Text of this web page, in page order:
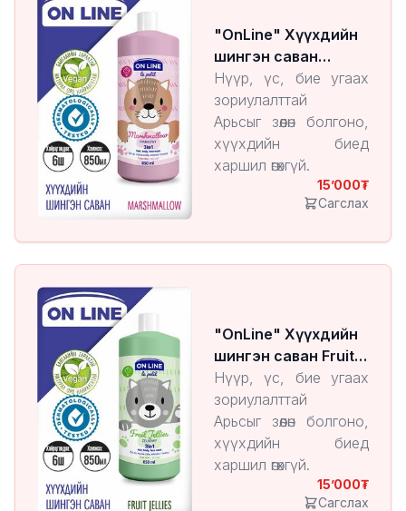
"OnLine" Хүүхдийн
шингэн саван
Marshmallow
Нүүр, үс, бие угаах
зориулалттай
Арьсыг зөөлөн болгоно,
хүүхдийн биед
харшил өгөхгүй.
15’000
Сагслах
"OnLine" Хүүхдийн
шингэн саван Fruit
Jellies
Нүүр, үс, бие угаах
зориулалттай
Арьсыг зөөлөн болгоно,
хүүхдийн биед
харшил өгөхгүй.
1 ширхэгийн үнэ: ₮
15’000
Сагслах